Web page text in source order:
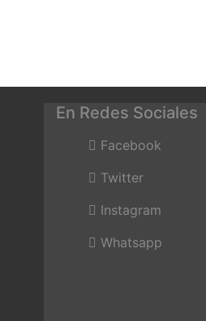
En Redes Sociales
Facebook
Twitter
Instagram
Whatsapp